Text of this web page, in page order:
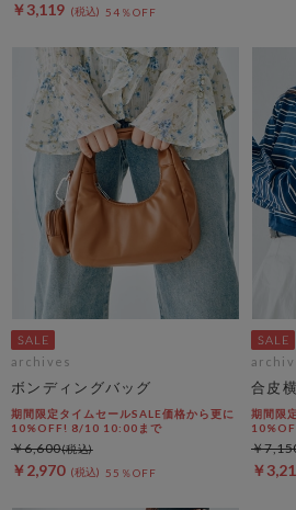
￥3,119 54％OFF
archives
ボンディングバッグ
期間限定タイムセールSALE価格から更に
10%OFF! 8/10 10:00まで
￥2,970 55％OFF
￥6,600
合皮
期間限
￥
￥